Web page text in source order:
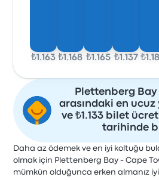
₺1.163 ₺1.168 ₺1.165 ₺1.137
Plettenberg Bay
arasındaki en ucuz
ve ₺1.133 bilet
tarihinde
Daha az ödemek ve en iyi koltuğu
olmak için Plettenberg Bay - Cape
mümkün olduğunca erken almanız